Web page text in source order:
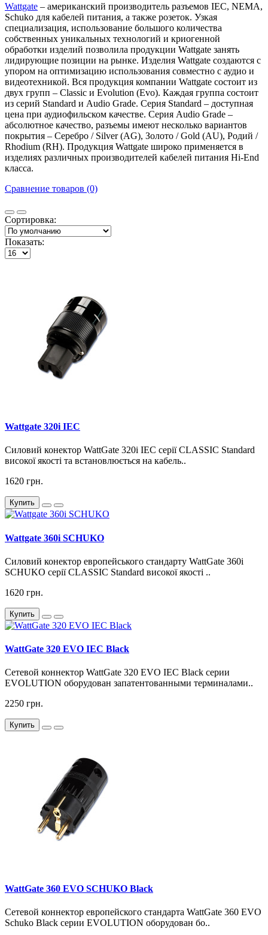
Wattgate – американский производитель разъемов IEC, NEMA,
Schuko для кабелей питания, а также розеток. Узкая
специализация, использование большого количества
собственных уникальных технологий и криогенной
обработки изделий позволила продукции Wattgate занять
лидирующие позиции на рынке. Изделия Wattgate создаются с
упором на оптимизацию использования совместно с аудио и
видеотехникой. Вся продукция компании Wattgate состоит из
двух групп – Classic и Evolution (Evo). Каждая группа состоит
из серий Standard и Audio Grade. Серия Standard – доступная
цена при аудиофильском качестве. Серия Audio Grade –
абсолютное качество, разъемы имеют несколько вариантов
покрытия – Серебро / Silver (AG), Золото / Gold (AU), Родий /
Rhodium (RH). Продукция Wattgate широко применяется в
изделиях различных производителей кабелей питания Hi-End
класса.
Сравнение товаров (0)
Сортировка:
Показать:
Wattgate 320i IEC
Силовий конектор WattGate 320i IEC серії CLASSIC Standard
високої якості та встановлюється на кабель..
1620 грн.
Купить
Wattgate 360i SCHUKO
Силовий конектор европейського стандарту WattGate 360i
SCHUKO серії CLASSIC Standard високої якості ..
1620 грн.
Купить
WattGate 320 EVO IEC Black
Сетевой коннектор WattGate 320 EVO IEC Black серии
EVOLUTION оборудован запатентованными терминалами..
2250 грн.
Купить
WattGate 360 EVO SCHUKO Black
Сетевой коннектор европейского стандарта WattGate 360 EVO
Schuko Black серии EVOLUTION оборудован бо..